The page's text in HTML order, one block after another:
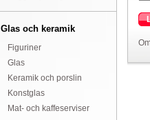
Glas och keramik
Figuriner
Glas
Keramik och porslin
Konstglas
Mat- och kaffeserviser